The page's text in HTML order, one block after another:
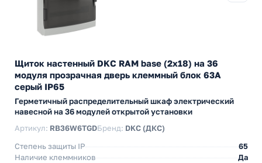
Щиток настенный DKC RAM base (2х18) на 36
модуля прозрачная дверь клеммный блок 63А
серый IP65
Герметичный распределительный шкаф электрический
навесной на 36 модулей открытой установки
Артикул: RB36W6TGDБренд: DKC (ДКС)
Степень защиты IP
65
Наличие клеммников
Да